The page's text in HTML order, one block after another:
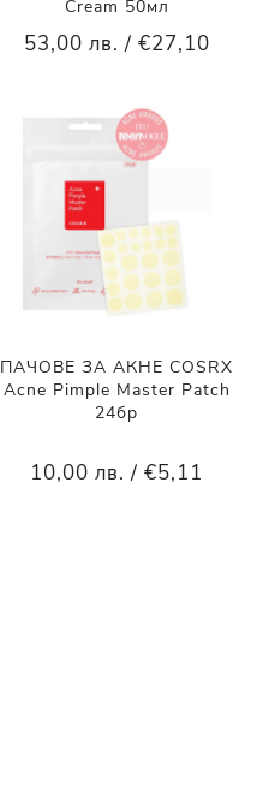
Cream 50мл
53,00 лв. / €27,10
ПАЧОВЕ ЗА АКНЕ COSRX
Acne Pimple Master Patch
24бр
10,00 лв. / €5,11